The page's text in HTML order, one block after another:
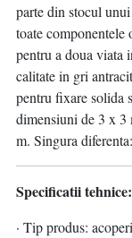
parte din stocul
toate
pentru a doua viata
calitate in gri
pentru fixare solida
dimensiuni de 3 x 3
m. Singura
Specificatii tehnice:
· Tip produs: